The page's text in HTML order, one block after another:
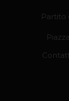
Partito